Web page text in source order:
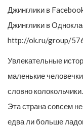
Джинглики в
Джинглики в
http://ok.ru/group/
Увлекательные
маленькие
словно колокольчики.
Эта страна совсем
едва ли больше